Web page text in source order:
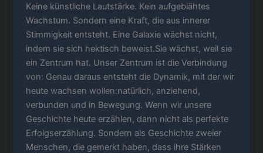
Keine künstliche Lautstärke. Kein aufgeblähtes
Wachstum. Sondern eine Kraft, die aus innerer
Stimmigkeit entsteht. Eine Galaxie wächst nicht,
indem sie sich hektisch beweist.Sie wächst, weil sie
ein Zentrum hat. Unser Zentrum ist die Verbindung
von: Genau daraus entsteht die Dynamik, mit der wir
heute wachsen wollen:natürlich, anziehend,
verbunden und in Bewegung. Wenn wir unsere
Geschichte heute erzählen, dann nicht als perfekte
Erfolgserzählung. Sondern als Geschichte zweier
Menschen, die gemerkt haben, dass ihre Stärken